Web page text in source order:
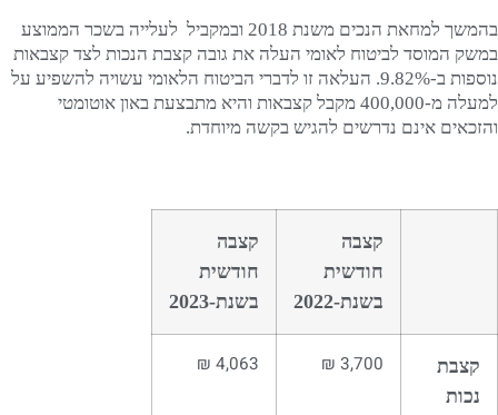
בהמשך למחאת הנכים משנת 2018 ובמקביל לעלייה בשכר הממוצע
במשק המוסד לביטוח לאומי העלה את גובה קצבת הנכות לצד קצבאות
נוספות ב-9.82%. העלאה זו לדברי הביטוח הלאומי עשויה להשפיע על
למעלה מ-400,000 מקבל קצבאות והיא מתבצעת באון אוטומטי
והזכאים אינם נדרשים להגיש בקשה מיוחדת.
קצבה
חודשית
בשנת-2022
קצבה
חודשית
בשנת-2023
קצבת
נכות
3,700 ₪
4,063 ₪